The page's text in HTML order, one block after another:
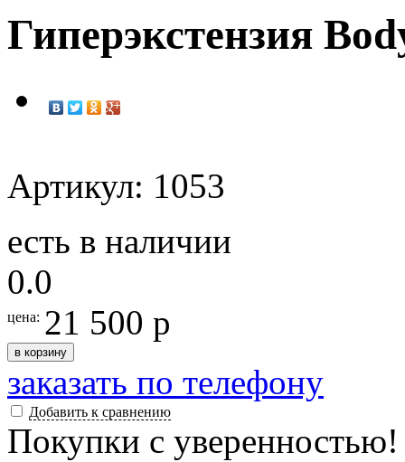
Гиперэкстензия
Артикул: 1053
есть в наличии
0.0
цена: 21 500 р
в корзину
заказать по телефону
Добавить к сравнению
Покупки с уверенностью!